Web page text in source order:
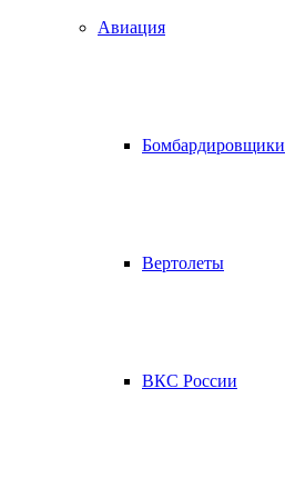
Авиация
Бомбардировщики
Вертолеты
ВКС России